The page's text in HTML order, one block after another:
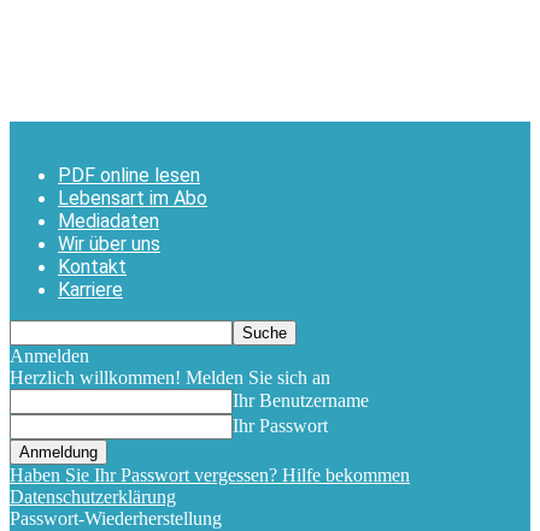
PDF online lesen
Lebensart im Abo
Mediadaten
Wir über uns
Kontakt
Karriere
Anmelden
Herzlich willkommen! Melden Sie sich an
Ihr Benutzername
Ihr Passwort
Haben Sie Ihr Passwort vergessen? Hilfe bekommen
Datenschutzerklärung
Passwort-Wiederherstellung